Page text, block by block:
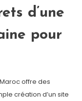
d’une
pour
offre des
création d’un site